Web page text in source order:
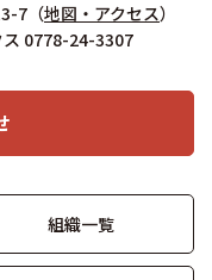
7 （地図・アクセス）
0778-24-3307
組織一覧